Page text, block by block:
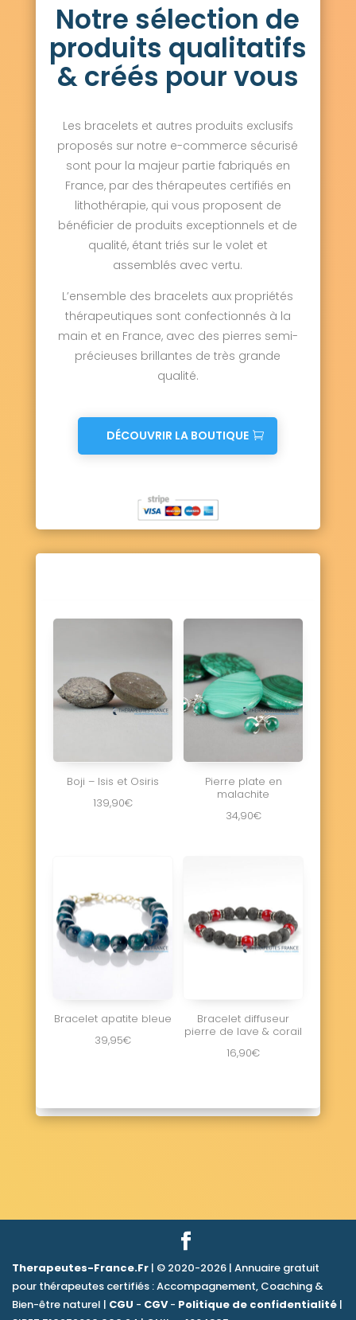
Notre sélection de
produits qualitatifs
& créés pour vous
Les bracelets et autres produits exclusifs
proposés sur notre e-commerce sécurisé
sont pour la majeur partie fabriqués en
France, par des thérapeutes certifiés en
lithothérapie, qui vous proposent de
bénéficier de produits exceptionnels et de
qualité, étant triés sur le volet et
assemblés avec vertu.
L’ensemble des bracelets aux propriétés
thérapeutiques sont confectionnés à la
main et en France, avec des pierres semi-
précieuses brillantes de très grande
qualité.
DÉCOUVRIR LA BOUTIQUE
Boji – Isis et Osiris
139,90€
Pierre plate en
malachite
34,90€
Bracelet apatite bleue
39,95€
Bracelet diffuseur
pierre de lave & corail
16,90€
Therapeutes-France.Fr | © 2020-2026 | Annuaire gratuit
pour thérapeutes certifiés : Accompagnement, Coaching &
Bien-être naturel | CGU - CGV- Politique de confidentialité |